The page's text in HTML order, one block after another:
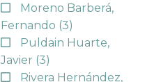
Moreno Barberá,
Fernando (3)
Puldain Huarte,
Javier (3)
Rivera Hernández,